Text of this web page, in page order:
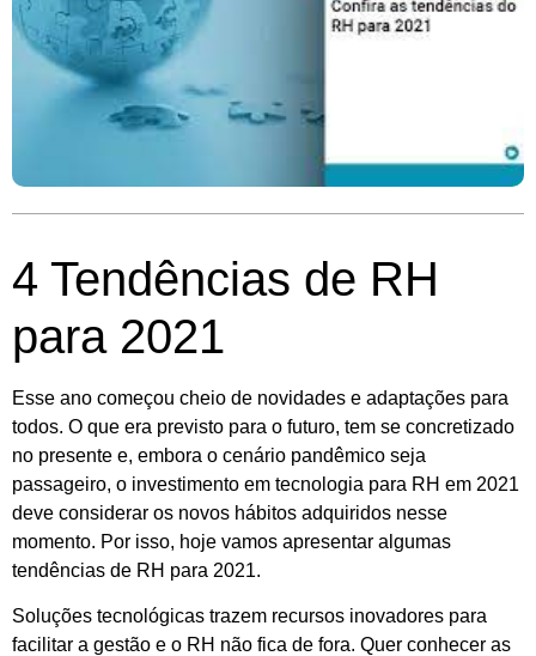
4 Tendências de RH
para 2021
Esse ano começou cheio de novidades e adaptações para
todos. O que era previsto para o futuro, tem se concretizado
no presente e, embora o cenário pandêmico seja
passageiro, o investimento em tecnologia para RH em 2021
deve considerar os novos hábitos adquiridos nesse
momento. Por isso, hoje vamos apresentar algumas
tendências de RH para 2021.
Soluções tecnológicas trazem recursos inovadores para
facilitar a gestão e o RH não fica de fora. Quer conhecer as